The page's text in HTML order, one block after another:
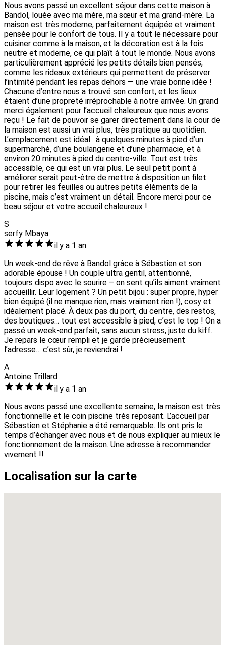
Nous avons passé un excellent séjour dans cette maison à
Bandol, louée avec ma mère, ma sœur et ma grand-mère. La
maison est très moderne, parfaitement équipée et vraiment
pensée pour le confort de tous. Il y a tout le nécessaire pour
cuisiner comme à la maison, et la décoration est à la fois
neutre et moderne, ce qui plaît à tout le monde. Nous avons
particulièrement apprécié les petits détails bien pensés,
comme les rideaux extérieurs qui permettent de préserver
l’intimité pendant les repas dehors — une vraie bonne idée !
Chacune d’entre nous a trouvé son confort, et les lieux
étaient d’une propreté irréprochable à notre arrivée. Un grand
merci également pour l’accueil chaleureux que nous avons
reçu ! Le fait de pouvoir se garer directement dans la cour de
la maison est aussi un vrai plus, très pratique au quotidien.
L’emplacement est idéal : à quelques minutes à pied d’un
supermarché, d’une boulangerie et d’une pharmacie, et à
environ 20 minutes à pied du centre-ville. Tout est très
accessible, ce qui est un vrai plus. Le seul petit point à
améliorer serait peut-être de mettre à disposition un filet
pour retirer les feuilles ou autres petits éléments de la
piscine, mais c’est vraiment un détail. Encore merci pour ce
beau séjour et votre accueil chaleureux !
S
serfy Mbaya
il y a 1 an
Un week-end de rêve à Bandol grâce à Sébastien et son
adorable épouse ! Un couple ultra gentil, attentionné,
toujours dispo avec le sourire – on sent qu’ils aiment vraiment
accueillir. Leur logement ? Un petit bijou : super propre, hyper
bien équipé (il ne manque rien, mais vraiment rien !), cosy et
idéalement placé. À deux pas du port, du centre, des restos,
des boutiques… tout est accessible à pied, c’est le top ! On a
passé un week-end parfait, sans aucun stress, juste du kiff.
Je repars le cœur rempli et je garde précieusement
l’adresse… c’est sûr, je reviendrai !
A
Antoine Trillard
il y a 1 an
Nous avons passé une excellente semaine, la maison est très
fonctionnelle et le coin piscine très reposant. L’accueil par
Sébastien et Stéphanie a été remarquable. Ils ont pris le
temps d’échanger avec nous et de nous expliquer au mieux le
fonctionnement de la maison. Une adresse à recommander
vivement !!
Localisation sur la carte